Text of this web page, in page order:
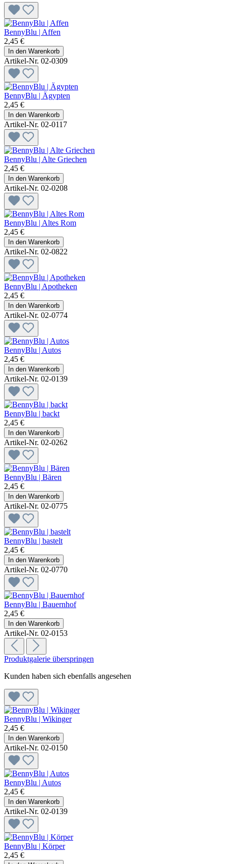
BennyBlu | Affen
2,45 €
In den Warenkorb
Artikel-Nr. 02-0309
BennyBlu | Ägypten
2,45 €
In den Warenkorb
Artikel-Nr. 02-0117
BennyBlu | Alte Griechen
2,45 €
In den Warenkorb
Artikel-Nr. 02-0208
BennyBlu | Altes Rom
2,45 €
In den Warenkorb
Artikel-Nr. 02-0822
BennyBlu | Apotheken
2,45 €
In den Warenkorb
Artikel-Nr. 02-0774
BennyBlu | Autos
2,45 €
In den Warenkorb
Artikel-Nr. 02-0139
BennyBlu | backt
2,45 €
In den Warenkorb
Artikel-Nr. 02-0262
BennyBlu | Bären
2,45 €
In den Warenkorb
Artikel-Nr. 02-0775
BennyBlu | bastelt
2,45 €
In den Warenkorb
Artikel-Nr. 02-0770
BennyBlu | Bauernhof
2,45 €
In den Warenkorb
Artikel-Nr. 02-0153
Produktgalerie überspringen
Kunden haben sich ebenfalls angesehen
BennyBlu | Wikinger
2,45 €
In den Warenkorb
Artikel-Nr. 02-0150
BennyBlu | Autos
2,45 €
In den Warenkorb
Artikel-Nr. 02-0139
BennyBlu | Körper
2,45 €